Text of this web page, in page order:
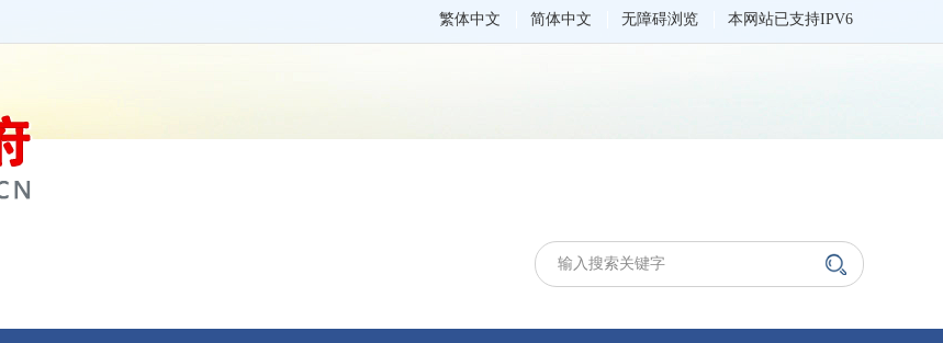
繁体中文 简体中文 无障碍浏览 本网站已支持IPV6